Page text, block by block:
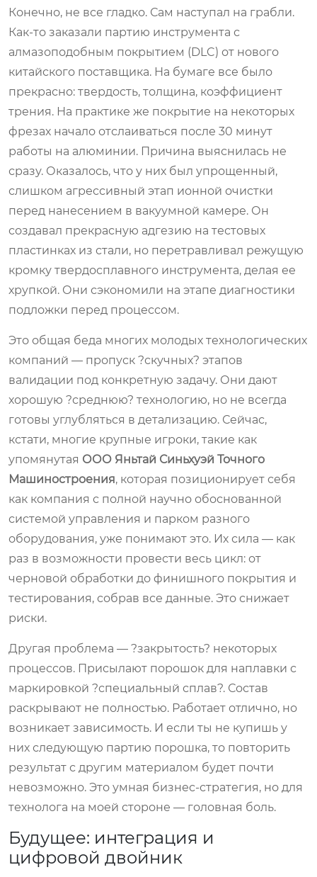
Конечно, не все гладко. Сам наступал на грабли.
Как-то заказали партию инструмента с
алмазоподобным покрытием (DLC) от нового
китайского поставщика. На бумаге все было
прекрасно: твердость, толщина, коэффициент
трения. На практике же покрытие на некоторых
фрезах начало отслаиваться после 30 минут
работы на алюминии. Причина выяснилась не
сразу. Оказалось, что у них был упрощенный,
слишком агрессивный этап ионной очистки
перед нанесением в вакуумной камере. Он
создавал прекрасную адгезию на тестовых
пластинках из стали, но перетравливал режущую
кромку твердосплавного инструмента, делая ее
хрупкой. Они сэкономили на этапе диагностики
подложки перед процессом.
Это общая беда многих молодых технологических
компаний — пропуск ?скучных? этапов
валидации под конкретную задачу. Они дают
хорошую ?среднюю? технологию, но не всегда
готовы углубляться в детализацию. Сейчас,
кстати, многие крупные игроки, такие как
упомянутая ООО Яньтай Синьхуэй Точного
Машиностроения, которая позиционирует себя
как компания с полной научно обоснованной
системой управления и парком разного
оборудования, уже понимают это. Их сила — как
раз в возможности провести весь цикл: от
черновой обработки до финишного покрытия и
тестирования, собрав все данные. Это снижает
риски.
Другая проблема — ?закрытость? некоторых
процессов. Присылают порошок для наплавки с
маркировкой ?специальный сплав?. Состав
раскрывают не полностью. Работает отлично, но
возникает зависимость. И если ты не купишь у
них следующую партию порошка, то повторить
результат с другим материалом будет почти
невозможно. Это умная бизнес-стратегия, но для
технолога на моей стороне — головная боль.
Будущее: интеграция и
цифровой двойник